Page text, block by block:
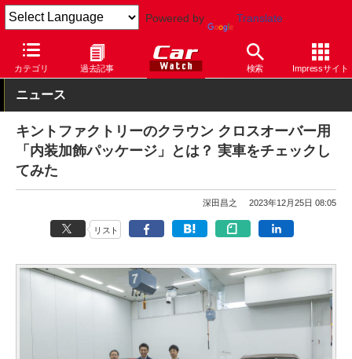
Powered by Translate
カテゴリ 過去記事 検索 Impressサイト
Car Watch 自動車 トヨタ クラウン
ニュース
キントファクトリーのクラウン クロスオーバー用
「内装加飾パッケージ」とは？ 実車をチェックし
てみた
深田昌之 2023年12月25日 08:05
リスト